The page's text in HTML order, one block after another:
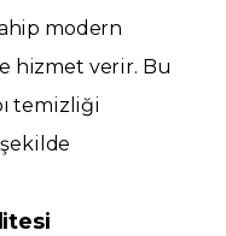
modern
hizmet verir. Bu
temizliği